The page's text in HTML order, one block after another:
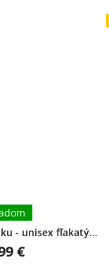
- unisex fľakatý
€